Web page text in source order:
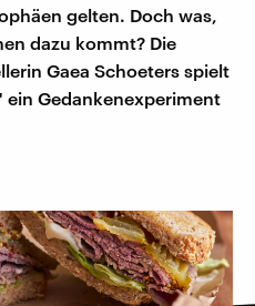
gelten. Doch was,
dazu kommt? Die
Gaea Schoeters spielt
ein Gedankenexperiment